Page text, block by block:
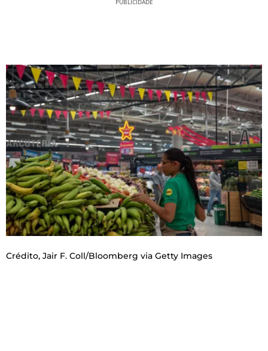
PUBLICIDADE
Crédito, Jair F. Coll/Bloomberg via Getty Images